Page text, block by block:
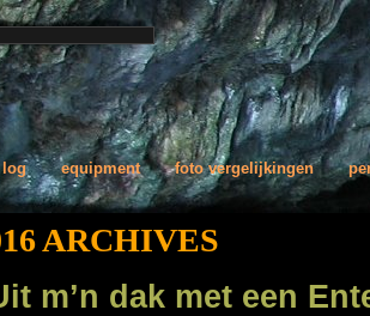
log equipment foto vergelijkingen
ARCHIVES
m’n dak met een